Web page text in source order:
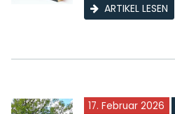
ARTIKEL LESEN
17. Februar 2026